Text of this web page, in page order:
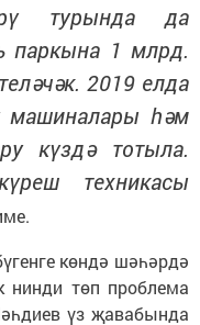
турында да
паркына 1 млрд.
2019 елда
машиналары һәм
күздә тотыла.
техникасы
көндә шәһәрдә
нинди төп проблема
үз җавабында